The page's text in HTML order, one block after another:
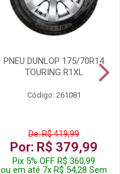
PNEU DUNLOP 175/70R14
TOURING R1XL
Código: 261081
De: R$ 419,99
Por: R$ 379,99
Pix 5% OFF R$ 360,99
ou em até 7x R$ 54,28 Sem